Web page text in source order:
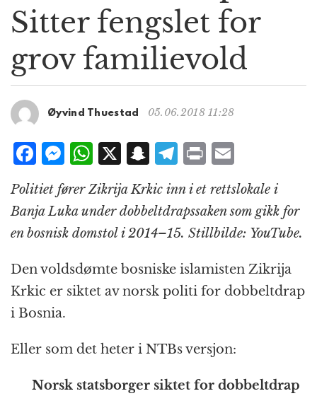
i
o
Sitter fengslet for
grov familievold
Øyvind Thuestad 05.06.2018 11:28
F
a
c
e
b
o
o
k
M
ss
e
n
g
e
r
W
h
at
s
A
p
p
X S
n
a
p
c
h
at
T
el
e
g
r
a
m
P
n
t
m
ai
l
Politiet fører Zikrija Krkic inn i et rettslokale i
Banja Luka under dobbeltdrapssaken som gikk for
en bosnisk domstol i 2014–15. Stillbilde: YouTube.
Den voldsdømte bosniske islamisten Zikrija
Krkic er siktet av norsk politi for dobbeltdrap
i Bosnia.
Eller som det heter i NTBs versjon:
Norsk statsborger siktet for dobbeltdrap